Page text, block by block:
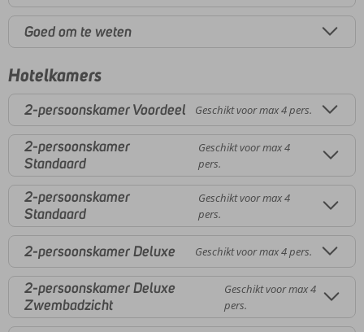
Goed om te weten
Hotelkamers
2-persoonskamer Voordeel Geschikt voor max 4 pers.
2-persoonskamer
Standaard
Geschikt voor max 4
pers.
2-persoonskamer
Standaard
Geschikt voor max 4
pers.
2-persoonskamer Deluxe Geschikt voor max 4 pers.
2-persoonskamer Deluxe
Zwembadzicht
Geschikt voor max 4
pers.